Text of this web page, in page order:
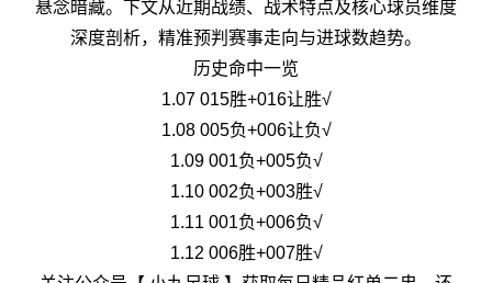
悬念暗藏。下文从近期战绩、战术特点及核心球员维度
深度剖析，精准预判赛事走向与进球数趋势。
历史命中一览
1.07 015胜+016让胜√
1.08 005负+006让负√
1.09 001负+005负√
1.10 002负+003胜√
1.11 001负+006负√
1.12 006胜+007胜√